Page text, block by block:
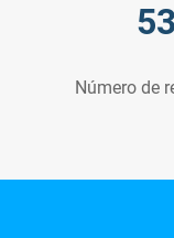
Número de